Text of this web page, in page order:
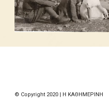
© Copyright 2020 | Η ΚΑΘΗΜΕΡΙΝΗ